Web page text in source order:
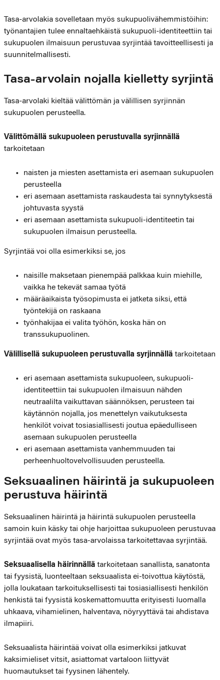
Tasa-arvolakia sovelletaan myös sukupuolivähemmistöihin:
työnantajien tulee ennaltaehkäistä sukupuoli-identiteettiin tai
sukupuolen ilmaisuun perustuvaa syrjintää tavoitteellisesti ja
suunnitelmallisesti.
Tasa-arvolain nojalla kielletty syrjintä
Tasa-arvolaki kieltää välittömän ja välillisen syrjinnän
sukupuolen perusteella.
Välittömällä sukupuoleen perustuvalla syrjinnällä
tarkoitetaan
naisten ja miesten asettamista eri asemaan sukupuolen
perusteella
eri asemaan asettamista raskaudesta tai synnytyksestä
johtuvasta syystä
eri asemaan asettamista sukupuoli-identiteetin tai
sukupuolen ilmaisun perusteella.
Syrjintää voi olla esimerkiksi se, jos
naisille maksetaan pienempää palkkaa kuin miehille,
vaikka he tekevät samaa työtä
määräaikaista työsopimusta ei jatketa siksi, että
työntekijä on raskaana
työnhakijaa ei valita työhön, koska hän on
transsukupuolinen.
Välillisellä sukupuoleen perustuvalla syrjinnällä tarkoitetaan
eri asemaan asettamista sukupuoleen, sukupuoli-
identiteettiin tai sukupuolen ilmaisuun nähden
neutraalilta vaikuttavan säännöksen, perusteen tai
käytännön nojalla, jos menettelyn vaikutuksesta
henkilöt voivat tosiasiallisesti joutua epäedulliseen
asemaan sukupuolen perusteella
eri asemaan asettamista vanhemmuuden tai
perheenhuoltovelvollisuuden perusteella.
Seksuaalinen häirintä ja sukupuoleen
perustuva häirintä
Seksuaalinen häirintä ja häirintä sukupuolen perusteella
samoin kuin käsky tai ohje harjoittaa sukupuoleen perustuvaa
syrjintää ovat myös tasa-arvolaissa tarkoitettavaa syrjintää.
Seksuaalisella häirinnällä tarkoitetaan sanallista, sanatonta
tai fyysistä, luonteeltaan seksuaalista ei-toivottua käytöstä,
jolla loukataan tarkoituksellisesti tai tosiasiallisesti henkilön
henkistä tai fyysistä koskemattomuutta erityisesti luomalla
uhkaava, vihamielinen, halventava, nöyryyttävä tai ahdistava
ilmapiiri.
Seksuaalista häirintää voivat olla esimerkiksi jatkuvat
kaksimieliset vitsit, asiattomat vartaloon liittyvät
huomautukset tai fyysinen lähentely.